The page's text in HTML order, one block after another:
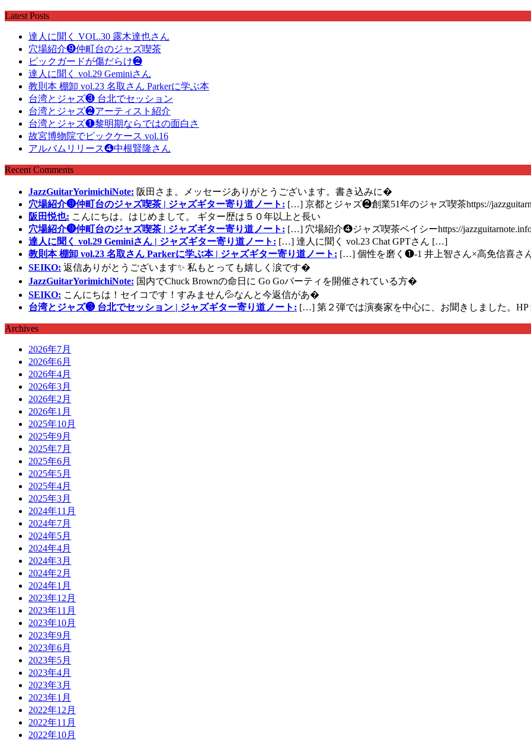
Latest Posts
達人に聞く VOL.30 露木達也さん
穴場紹介❾仲町台のジャズ喫茶
ピックガードが傷だらけ❷
達人に聞く vol.29 Geminiさん
教則本 棚卸 vol.23 名取さん Parkerに学ぶ本
台湾とジャズ❸ 台北でセッション
台湾とジャズ❷アーティスト紹介
台湾とジャズ❶黎明期ならではの面白さ
故宮博物院でピックケース vol.16
アルバムリリース❹中根賢隆さん
Recent Comments
JazzGuitarYorimichiNote: 阪田さま。メッセージありがとうございます。書き込みに�
穴場紹介❾仲町台のジャズ喫茶 | ジャズギター寄り道ノート: […] 京都とジャズ❷創業51年のジャズ喫茶https://
阪田悦也: こんにちは。はじめまして。 ギター歴は５０年以上と長い
穴場紹介❾仲町台のジャズ喫茶 | ジャズギター寄り道ノート: […] 穴場紹介❹ジャズ喫茶ベイシーhttps://
達人に聞く vol.29 Geminiさん | ジャズギター寄り道ノート: […] 達人に聞く vol.23 Chat GPTさん […]
教則本 棚卸 vol.23 名取さん Parkerに学ぶ本 | ジャズギター寄り道ノート: […] 個性を磨く❶-1 井上智さん×高免信喜さん
SEIKO: 返信ありがとうございます✨ 私もとっても嬉しく涙です�
JazzGuitarYorimichiNote: 国内でChuck Brownの命日に Go Goパーティを開催されている方�
SEIKO: こんにちは！セイコです！すみません💦なんと今返信があ�
台湾とジャズ❸ 台北でセッション | ジャズギター寄り道ノート: […] 第２弾では演奏家を中心に、お聞きしました。
Archives
2026年7月
2026年6月
2026年4月
2026年3月
2026年2月
2026年1月
2025年10月
2025年9月
2025年7月
2025年6月
2025年5月
2025年4月
2025年3月
2024年11月
2024年7月
2024年5月
2024年4月
2024年3月
2024年2月
2024年1月
2023年12月
2023年11月
2023年10月
2023年9月
2023年6月
2023年5月
2023年4月
2023年3月
2023年1月
2022年12月
2022年11月
2022年10月